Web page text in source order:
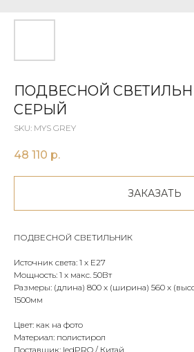
ПОДВЕСНОЙ
СЕРЫЙ
SKU: MYS GREY
48 110 р.
ЗАКАЗАТЬ
ПОДВЕСНОЙ СВЕТИЛЬНИК
Источник света: 1 х E27
Мощность: 1 х макс. 50Вт
Размеры: (длина) 800 x (ширина) 560 х
1500мм
Цвет: как на фото
Материал: полистирол
Поставщик: ledPRO / Китай